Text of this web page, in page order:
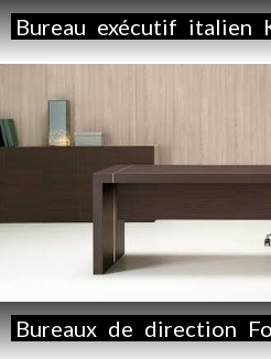
Bureau exécutif italien
Bureaux de direction